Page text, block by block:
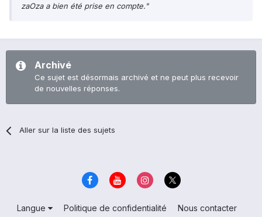
zaOza a bien été prise en compte."
Archivé
Ce sujet est désormais archivé et ne peut plus recevoir
de nouvelles réponses.
Aller sur la liste des sujets
Langue Politique de confidentialité
Nous contacter